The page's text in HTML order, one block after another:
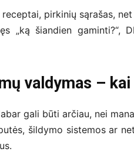
pirkinių sąrašas,
„ką šiandien
valdymas –
gali būti arčiau, nei
šildymo sistemos ar